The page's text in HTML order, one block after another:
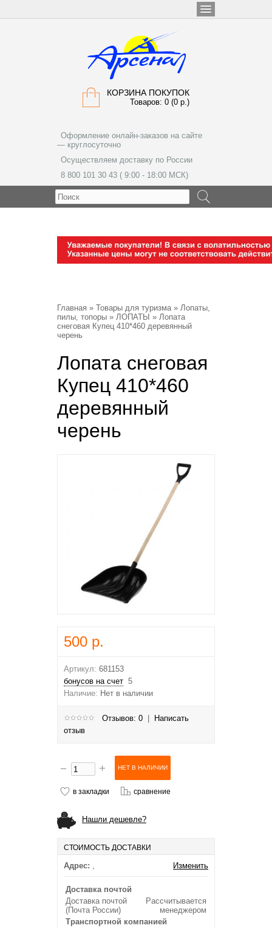
КОРЗИНА ПОКУПОК
Товаров: 0 (0 р.)
Оформление онлайн-заказов на сайте
— круглосуточно
Осуществляем доставку по России
8 800 101 30 43 ( 9:00 - 18:00 МСК)
Главная » Товары для туризма» Лопаты,
пилы, топоры » ЛОПАТЫ » Лопата
снеговая Купец 410*460 деревянный
черень
Лопата снеговая
Купец 410*460
деревянный
черень
500 р.
Артикул: 681153
бонусов на счет 5
Наличие: Нет в наличии
Отзывов: 0
Написать
отзыв
в закладки сравнение
Нашли дешевле?
СТОИМОСТЬ ДОСТАВКИ
Адрес: , Изменить
Доставка почтой
Доставка почтой
(Почта России)
Рассчитывается
менеджером
Транспортной компанией